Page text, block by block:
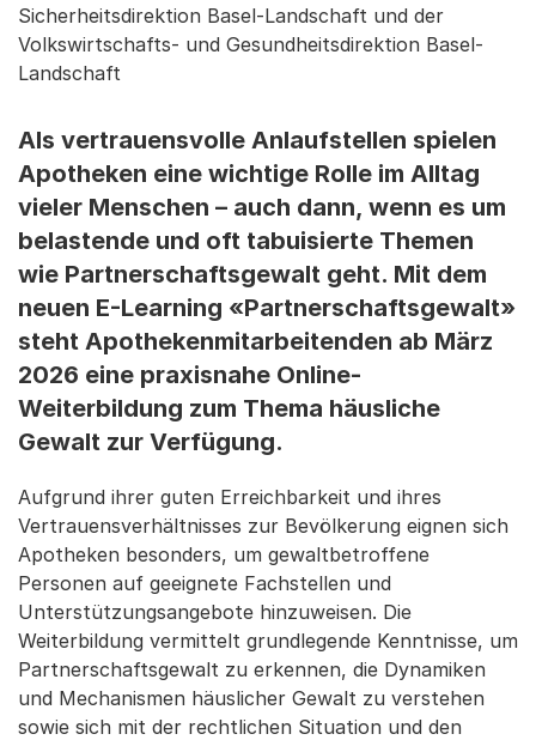
Sicherheitsdirektion Basel-Landschaft und der
Volkswirtschafts- und Gesundheitsdirektion Basel-
Landschaft
Als vertrauensvolle Anlaufstellen spielen
Apotheken eine wichtige Rolle im Alltag
vieler Menschen – auch dann, wenn es um
belastende und oft tabuisierte Themen
wie Partnerschaftsgewalt geht. Mit dem
neuen E-Learning «Partnerschaftsgewalt»
steht Apothekenmitarbeitenden ab März
2026 eine praxisnahe Online-
Weiterbildung zum Thema häusliche
Gewalt zur Verfügung.
Aufgrund ihrer guten Erreichbarkeit und ihres
Vertrauensverhältnisses zur Bevölkerung eignen sich
Apotheken besonders, um gewaltbetroffene
Personen auf geeignete Fachstellen und
Unterstützungsangebote hinzuweisen. Die
Weiterbildung vermittelt grundlegende Kenntnisse, um
Partnerschaftsgewalt zu erkennen, die Dynamiken
und Mechanismen häuslicher Gewalt zu verstehen
sowie sich mit der rechtlichen Situation und den